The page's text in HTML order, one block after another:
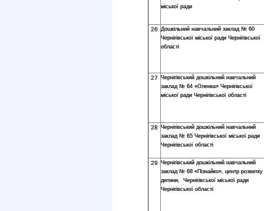
міської ради
26 Дошкільний навчальний заклад № 60
Чернігівської міської ради Чернігівської
області
27 Чернігівський дошкільний навчальний
заклад № 64 «Оленка» Чернігівської
міської ради Чернігівської області
28 Чернігівський дошкільний навчальний
заклад № 65 Чернігівської міської ради
Чернігівської області
29 Чернігівський дошкільний навчальний
заклад № 68 «Пізнайко», центр розвитку
дитини, Чернігівської міської ради
Чернігівської області